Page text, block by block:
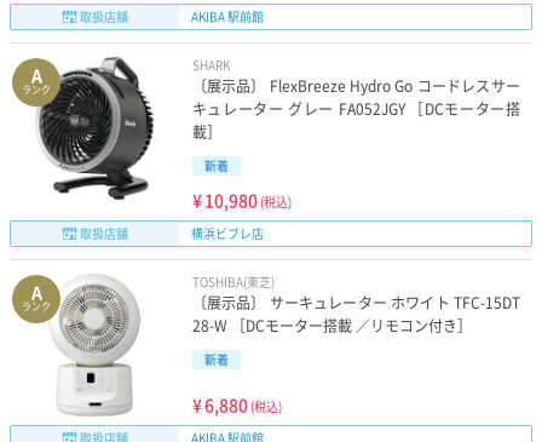
取扱店舗
AKIBA 駅前館
A
ランク
SHARK
〔展示品〕 FlexBreeze Hydro Go コードレスサー
キュレーター グレー FA052JGY ［DCモーター搭
載］
新着
¥10,980 (税込)
取扱店舗
横浜ビブレ店
A
ランク
TOSHIBA(東芝)
〔展示品〕 サーキュレーター ホワイト TFC-15DT
28-W ［DCモーター搭載 ／リモコン付き］
新着
¥6,880 (税込)
取扱店舗
AKIBA 駅前館